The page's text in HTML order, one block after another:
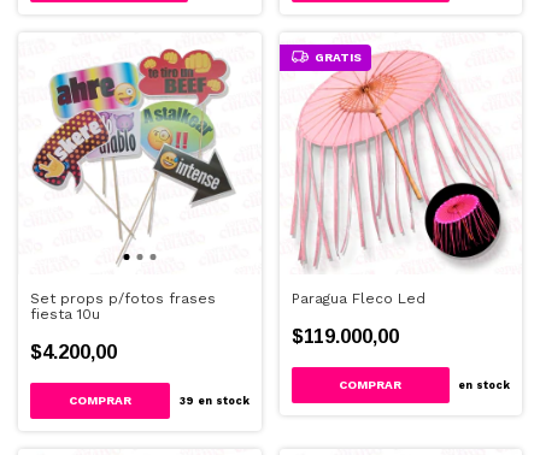
Set props p/fotos frases
fiesta 10u
$4.200,00
39 en stock
GRATIS
Paragua Fleco Led
$119.000,00
en stock